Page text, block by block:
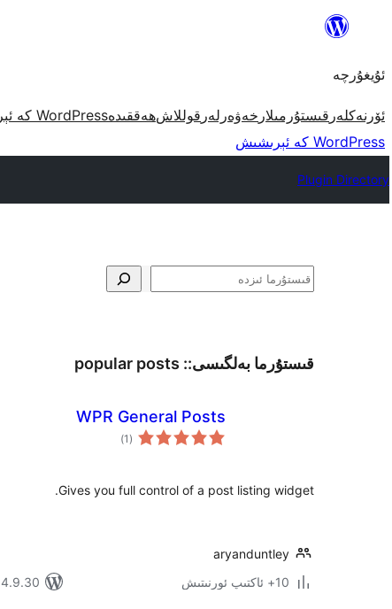
مەزمۇنغا
ئۇيغۇرچە
ئۆرنەكلەر قىستۇرمىلار خەۋەرلەر قوللاشھەققىدەWordPress كە ئېرىشىش
WordPress كە ئېرىشىش
Plugin Directory
ئىزدە
قىستۇرما بەلگىسى:: popular posts
WPR General Posts
(1 ئومۇمىي
دەرىجە)
Gives you full control of a post listing widget.
aryanduntley
10+ ئاكتىپ ئورنىتىش
4.9.30 دا سىنالغان